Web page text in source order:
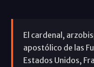
El cardenal,
apostólico de las
Estados Unidos,